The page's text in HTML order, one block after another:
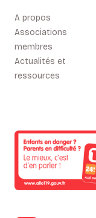
A propos
Associations
membres
Actualités et
ressources